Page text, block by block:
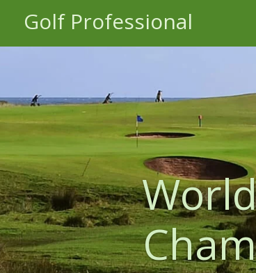
Golf Professional